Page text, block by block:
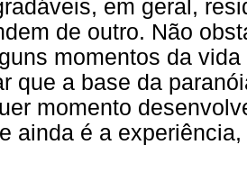
em geral,
de outro. Não
momentos da
que a base da
momento
ainda é a